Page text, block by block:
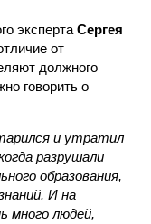
эксперта Сергея
от
должного
говорить о
и утратил
разрушали
образования,
И на
много людей,